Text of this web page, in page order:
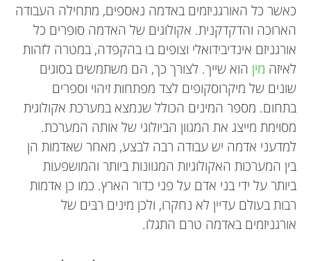
כאשר כל האורגניזמים באדמה נאספים, מתחילה העבודה
הארוכה והדקדקנית. אקולוגים של האדמה סופרים כל
אורגניזם אינדיבידואלי וצופים בו בהקפדה, במטרה לזהות
לאיזה מיןהוא שייך. לצורך כך, הם משתמשים בסוגים
שונים של מיקרוסקופים לצד מפתחות זיהוי וספרים
בתחום. מספר המינים הכולל שנמצא במערכת אקולוגית
מסוימת מייצג את המגוון הביולוגי של אותה המערכת.
למדעני אדמה יש עבודה רבה לבצע, מאחר שאדמות הן
בין המערכות האקולוגיות המגוונות ביותר והמושפעות
ביותר על ידי בני אדם על פני כדור הארץ. כמו כן אדמות
רבות בעולם עדיין לא נחקרו, ולכן מינים רבּים של
אורגניזמים באדמה טרם התגלו.